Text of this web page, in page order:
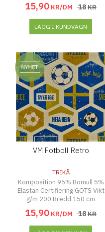
15,90 KR/DM 18KR
LÄGG I KUNDVAGN
VM Fotboll Retro
TRIKÅ
Komposition 95% Bomull 5%
Elastan Certifiering GOTS Vikt
g/m 200 Bredd 150 cm
15,90 KR/DM 18KR